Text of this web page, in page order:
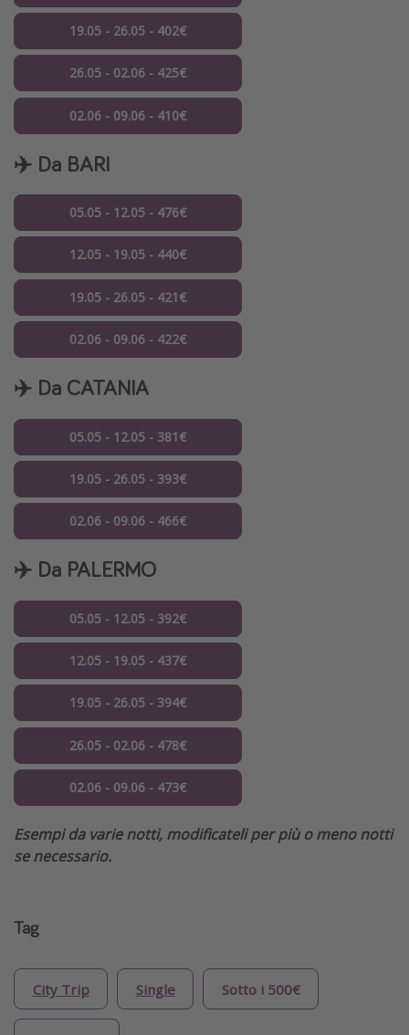
19.05 - 26.05 - 402€
26.05 - 02.06 - 425€
02.06 - 09.06 - 410€
✈️ Da BARI
05.05 - 12.05 - 476€
12.05 - 19.05 - 440€
19.05 - 26.05 - 421€
02.06 - 09.06 - 422€
✈️ Da CATANIA
05.05 - 12.05 - 381€
19.05 - 26.05 - 393€
02.06 - 09.06 - 466€
✈️ Da PALERMO
05.05 - 12.05 - 392€
12.05 - 19.05 - 437€
19.05 - 26.05 - 394€
26.05 - 02.06 - 478€
02.06 - 09.06 - 473€
Esempi da varie notti, modificateli per più o meno notti
se necessario.
Tag
City Trip Single Sotto i 500€